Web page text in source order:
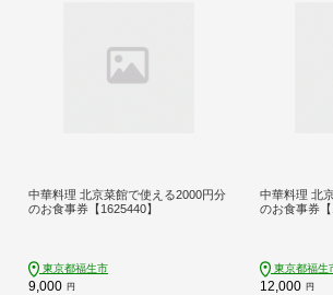
中華料理 北京菜館で使える2000円分
のお食事券【1625440】
東京都福生市
9,000 円
中華料理 北
のお食事券【
東京都福生
12,000 円